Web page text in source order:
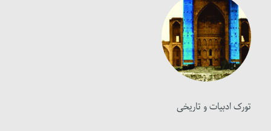
تورک ادبیات و تاریخی